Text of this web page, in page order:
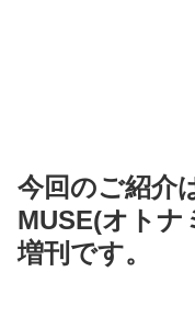
今回のご紹介
MUSE(オトナ
増刊です。